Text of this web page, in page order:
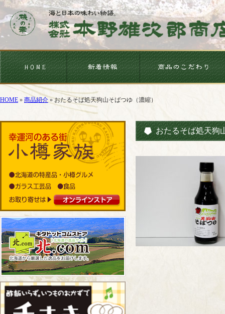
HOME » 商品紹介 »おたるそば処天狗山そばつゆ（濃縮）
おたるそば処天狗